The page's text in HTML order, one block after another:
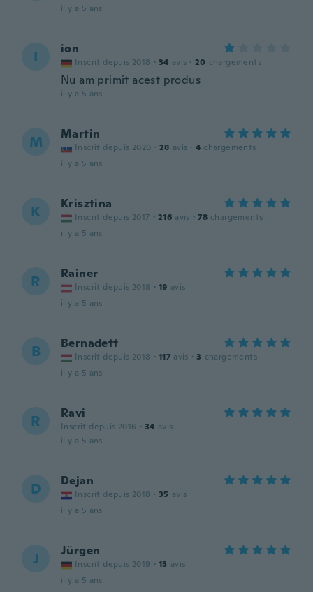
il y a 5 ans
I ion
Inscrit depuis 2018 · 34 avis · 20 chargements
Nu am primit acest produs
il y a 5 ans
M Martin
Inscrit depuis 2020 · 28 avis · 4 chargements
il y a 5 ans
K Krisztina
Inscrit depuis 2017 · 216 avis · 78 chargements
il y a 5 ans
R Rainer
Inscrit depuis 2018 · 19 avis
il y a 5 ans
B Bernadett
Inscrit depuis 2018 · 117 avis · 3 chargements
il y a 5 ans
R Ravi
Inscrit depuis 2016 · 34 avis
il y a 5 ans
D Dejan
Inscrit depuis 2018 · 35 avis
il y a 5 ans
J Jürgen
Inscrit depuis 2019 · 15 avis
il y a 5 ans